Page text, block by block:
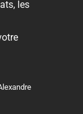
les